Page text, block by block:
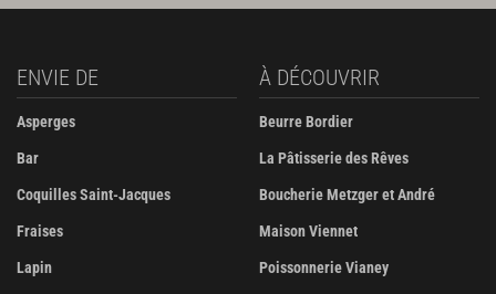
ENVIE DE
Asperges
Bar
Coquilles Saint-Jacques
Fraises
Lapin
À DÉCOUVRIR
Beurre Bordier
La Pâtisserie des Rêves
Boucherie Metzger et André
Maison Viennet
Poissonnerie Vianey